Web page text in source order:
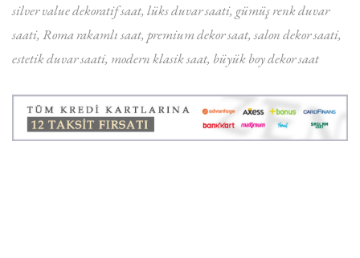
silver value dekoratif saat lüks duvar saati gümüş renk duvar
saati Roma rakamlı saat premium dekor saat salon dekor saati
estetik duvar saati modern klasik saat büyük boy dekor saat